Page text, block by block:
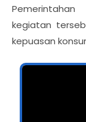
kegiatan
kepuasan